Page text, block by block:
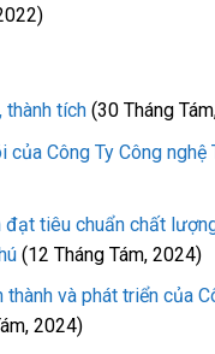
thành tích (30 Tháng
của Công Ty Công nghệ
đạt tiêu chuẩn chất
(12 Tháng Tám, 2024)
và phát triển của
2024)